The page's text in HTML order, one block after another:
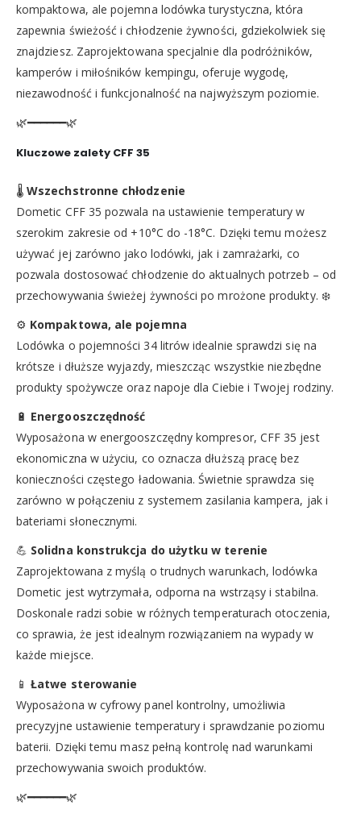
kompaktowa, ale pojemna lodówka turystyczna, która
zapewnia świeżość i chłodzenie żywności, gdziekolwiek się
znajdziesz. Zaprojektowana specjalnie dla podróżników,
kamperów i miłośników kempingu, oferuje wygodę,
niezawodność i funkcjonalność na najwyższym poziomie.
🌿━━━━━━🌿
Kluczowe zalety CFF 35
🌡️Wszechstronne chłodzenie
Dometic CFF 35 pozwala na ustawienie temperatury w
szerokim zakresie od +10°C do -18°C. Dzięki temu możesz
używać jej zarówno jako lodówki, jak i zamrażarki, co
pozwala dostosować chłodzenie do aktualnych potrzeb – od
przechowywania świeżej żywności po mrożone produkty. ❄️
⚙️ Kompaktowa, ale pojemna
Lodówka o pojemności 34 litrów idealnie sprawdzi się na
krótsze i dłuższe wyjazdy, mieszcząc wszystkie niezbędne
produkty spożywcze oraz napoje dla Ciebie i Twojej rodziny.
🔋 Energooszczędność
Wyposażona w energooszczędny kompresor, CFF 35 jest
ekonomiczna w użyciu, co oznacza dłuższą pracę bez
konieczności częstego ładowania. Świetnie sprawdza się
zarówno w połączeniu z systemem zasilania kampera, jak i
bateriami słonecznymi.
💪 Solidna konstrukcja do użytku w terenie
Zaprojektowana z myślą o trudnych warunkach, lodówka
Dometic jest wytrzymała, odporna na wstrząsy i stabilna.
Doskonale radzi sobie w różnych temperaturach otoczenia,
co sprawia, że jest idealnym rozwiązaniem na wypady w
każde miejsce.
📱Łatwe sterowanie
Wyposażona w cyfrowy panel kontrolny, umożliwia
precyzyjne ustawienie temperatury i sprawdzanie poziomu
baterii. Dzięki temu masz pełną kontrolę nad warunkami
przechowywania swoich produktów.
🌿━━━━━━🌿